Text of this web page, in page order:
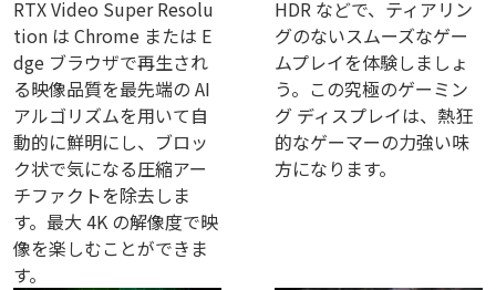
RTX Video Super Resolu
tion は Chrome または E
dge ブラウザで再生され
る映像品質を最先端の AI
アルゴリズムを用いて自
動的に鮮明にし、ブロッ
ク状で気になる圧縮アー
チファクトを除去しま
す。最大 4K の解像度で映
像を楽しむことができま
す。
HDR などで、ティアリン
グのないスムーズなゲー
ムプレイを体験しましょ
う。この究極のゲーミン
グ ディスプレイは、熱狂
的なゲーマーの力強い味
方になります。